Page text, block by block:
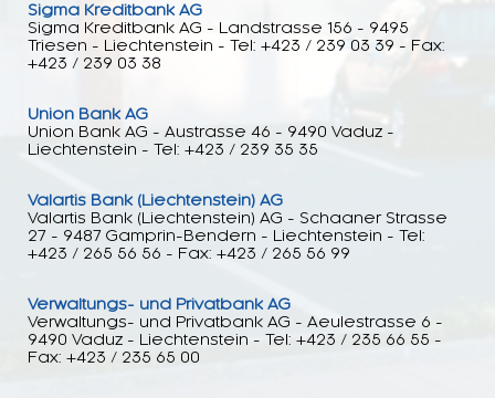
Sigma Kreditbank AG
Sigma Kreditbank AG - Landstrasse 156 - 9495
Triesen - Liechtenstein - Tel: +423 / 239 03 39 - Fax:
+423 / 239 03 38
Union Bank AG
Union Bank AG - Austrasse 46 - 9490 Vaduz -
Liechtenstein - Tel: +423 / 239 35 35
Valartis Bank (Liechtenstein) AG
Valartis Bank (Liechtenstein) AG - Schaaner Strasse
27 - 9487 Gamprin-Bendern - Liechtenstein - Tel:
+423 / 265 56 56 - Fax: +423 / 265 56 99
Verwaltungs- und Privatbank AG
Verwaltungs- und Privatbank AG - Aeulestrasse 6 -
9490 Vaduz - Liechtenstein - Tel: +423 / 235 66 55 -
Fax: +423 / 235 65 00